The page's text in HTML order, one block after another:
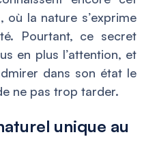
la nature s’exprime
Pourtant, ce secret
en plus l’attention, et
dans son état le
ne pas trop tarder.
unique au